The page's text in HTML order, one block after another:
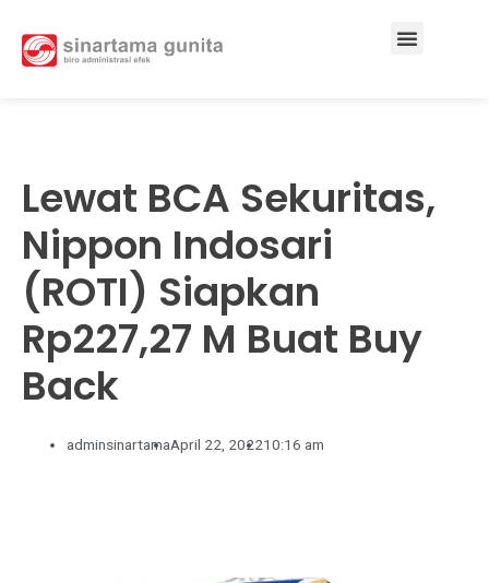
Lewat BCA Sekuritas,
Nippon Indosari
(ROTI) Siapkan
Rp227,27 M Buat Buy
Back
adminsinartamaApril 22, 202210:16 am